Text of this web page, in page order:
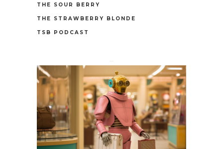
THE SOUR BERRY
THE STRAWBERRY BLONDE
TSB PODCAST